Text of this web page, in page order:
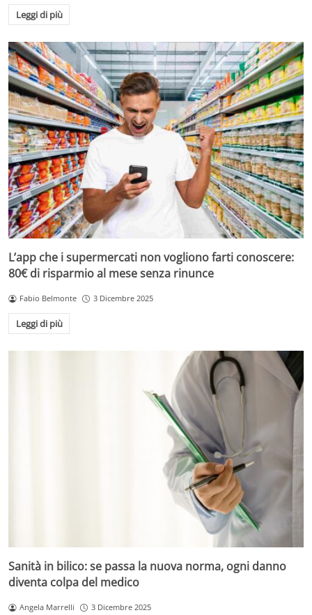
Leggi di più
L’app che i supermercati non vogliono farti conoscere:
80€ di risparmio al mese senza rinunce
Fabio Belmonte 3 Dicembre 2025
Leggi di più
Sanità in bilico: se passa la nuova norma, ogni danno
diventa colpa del medico
Angela Marrelli 3 Dicembre 2025